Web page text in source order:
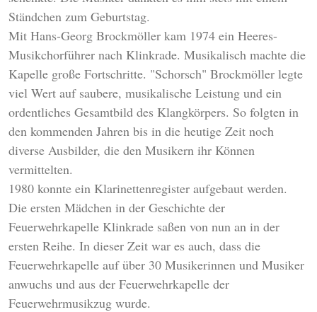
Ständchen zum Geburtstag.
Mit Hans-Georg Brockmöller kam 1974 ein Heeres-
Musikchorführer nach Klinkrade. Musikalisch machte die
Kapelle große Fortschritte. "Schorsch" Brockmöller legte
viel Wert auf saubere, musikalische Leistung und ein
ordentliches Gesamtbild des Klangkörpers. So folgten in
den kommenden Jahren bis in die heutige Zeit noch
diverse Ausbilder, die den Musikern ihr Können
vermittelten.
1980 konnte ein Klarinettenregister aufgebaut werden.
Die ersten Mädchen in der Geschichte der
Feuerwehrkapelle Klinkrade saßen von nun an in der
ersten Reihe. In dieser Zeit war es auch, dass die
Feuerwehrkapelle auf über 30 Musikerinnen und Musiker
anwuchs und aus der Feuerwehrkapelle der
Feuerwehrmusikzug wurde.